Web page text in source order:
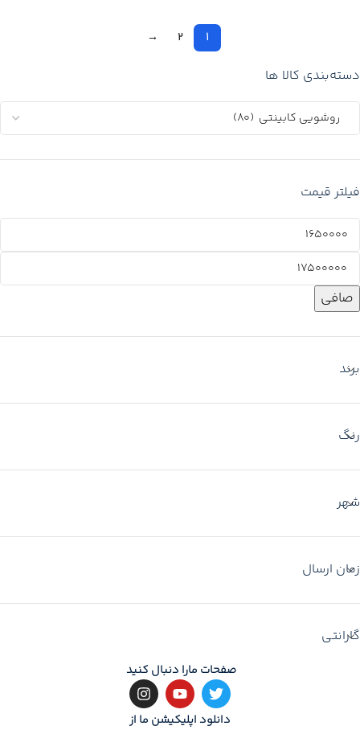
1
2
→
دسته‌بندی کالا ها
فیلتر قیمت
صافی
برند
رنگ
شهر
زمان ارسال
گارانتی
دانلود اپلیکیشن ما از
صفحات مارا دنبال کنید